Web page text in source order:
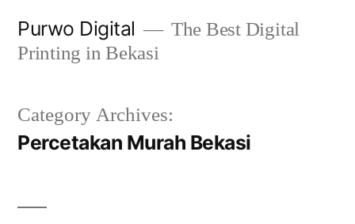
Purwo Digital
The Best Digital
Printing in Bekasi
Category Archives:
Percetakan Murah Bekasi